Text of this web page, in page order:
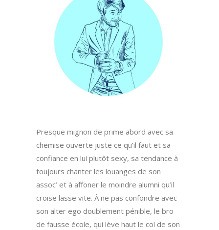
Presque mignon de prime abord avec sa
chemise ouverte juste ce qu’il faut et sa
confiance en lui plutôt sexy, sa tendance à
toujours chanter les louanges de son
assoc’ et à affoner le moindre alumni qu’il
croise lasse vite. À ne pas confondre avec
son alter ego doublement pénible, le bro
de fausse école, qui lève haut le col de son